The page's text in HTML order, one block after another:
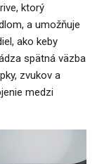
ktorý
a umožňuje
ako keby
spätná väzba
zvukov a
medzi